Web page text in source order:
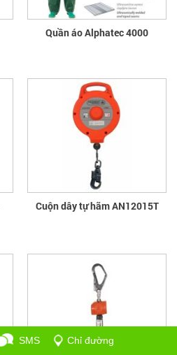
Quần áo Alphatec 4000
Cuộn dây tự hãm AN12015T
SMS Chỉ đường